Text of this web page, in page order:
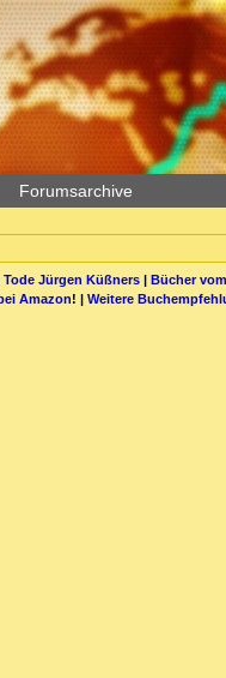
Forumsarchive
Tode Jürgen Küßners| Bücher
Amazon! | Weitere